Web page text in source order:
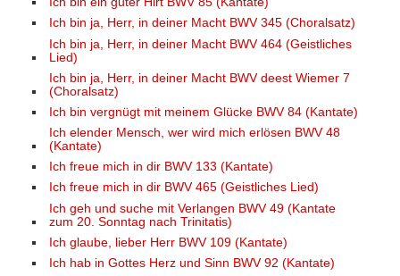
Ich bin ja, Herr, in deiner Macht BWV 345 (Choralsatz)
Ich bin ja, Herr, in deiner Macht BWV 464 (Geistliches
Lied)
Ich bin ja, Herr, in deiner Macht BWV deest Wiemer 7
(Choralsatz)
Ich bin vergnügt mit meinem Glücke BWV 84 (Kantate)
Ich elender Mensch, wer wird mich erlösen BWV 48
(Kantate)
Ich freue mich in dir BWV 133 (Kantate)
Ich freue mich in dir BWV 465 (Geistliches Lied)
Ich geh und suche mit Verlangen BWV 49 (Kantate
zum 20. Sonntag nach Trinitatis)
Ich glaube, lieber Herr BWV 109 (Kantate)
Ich hab in Gottes Herz und Sinn BWV 92 (Kantate)